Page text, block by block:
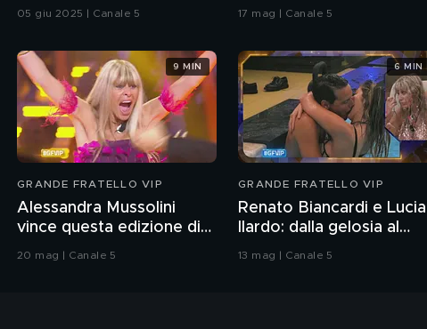
05 giu 2025 | Canale 5 17 mag | Canale 5
GRANDE FRATELLO VIP
Alessandra Mussolini
vince questa edizione di
Grande Fratello VIP
20 mag | Canale 5
9 MIN
GRANDE FRATELLO VIP
Renato Biancardi e Lucia
Ilardo: dalla gelosia al
13 mag | Canale 5
6 MIN